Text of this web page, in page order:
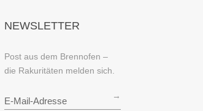
NEWSLETTER
Post aus dem Brennofen –
die Rakuritäten melden sich.
→